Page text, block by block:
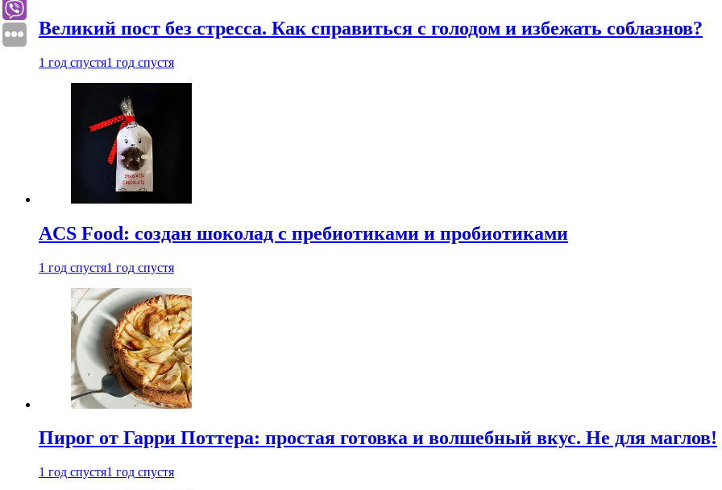
Великий пост без стресса. Как справиться с голодом и избежать соблазнов?
1 год спустя1 год спустя
ACS Food: создан шоколад с пребиотиками и пробиотиками
1 год спустя1 год спустя
Пирог от Гарри Поттера: простая готовка и волшебный вкус. Не для маглов!
1 год спустя1 год спустя